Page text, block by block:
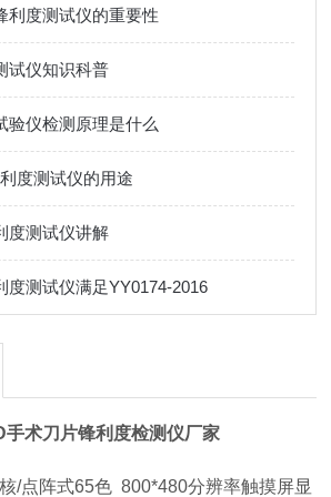
利度测试仪的重要性
试仪知识科普
验仪检测原理是什么
度测试仪的用途
度测试仪讲解
度测试仪满足YY0174-2016
手术刀片锋利度检测仪厂家
/点阵式65色 800*480分辨率触摸屏显